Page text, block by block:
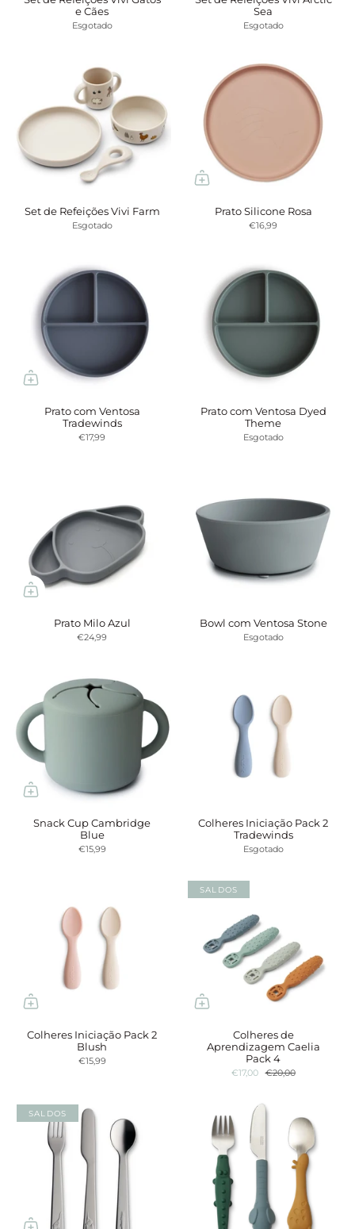
e Cães
Esgotado
Sea
Esgotado
Set de Refeições Vivi Farm
Esgotado
Prato Silicone Rosa
€16,99
Prato com Ventosa
Tradewinds
€17,99
Prato com Ventosa Dyed
Theme
Esgotado
Prato Milo Azul
€24,99
Bowl com Ventosa Stone
Esgotado
Snack Cup Cambridge
Blue
€15,99
Colheres Iniciação Pack 2
Tradewinds
Esgotado
Colheres Iniciação Pack 2
Blush
€15,99
SALDOS
Colheres de
Aprendizagem Caelia
Pack 4
€17,00 €20,00
SALDOS